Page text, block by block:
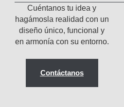
Cuéntanos tu idea y
hagámosla realidad con un
diseño único, funcional y
en armonía con su entorno.
Contáctanos